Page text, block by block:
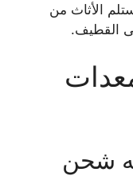
الأثاث من
القطيف.
شحن